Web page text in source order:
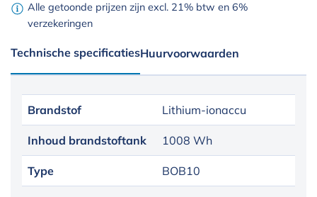
Alle getoonde prijzen zijn excl. 21% btw en 6%
verzekeringen
Technische specificatiesHuurvoorwaarden
Brandstof Lithium-ionaccu
Inhoud brandstoftank 1008 Wh
Type BOB10